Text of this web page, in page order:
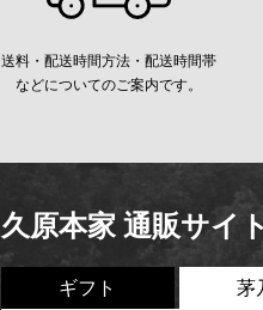
送料・配送時間方法・配送時間帯
などについてのご案内です。
久原本家 通販サイト
ギフト 茅